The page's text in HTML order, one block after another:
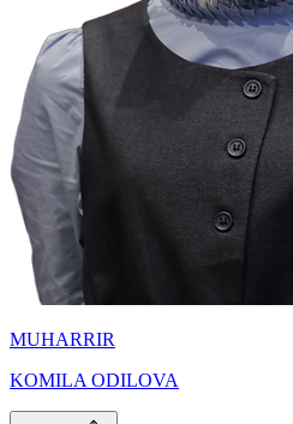
MUHARRIR
KOMILA ODILOVA